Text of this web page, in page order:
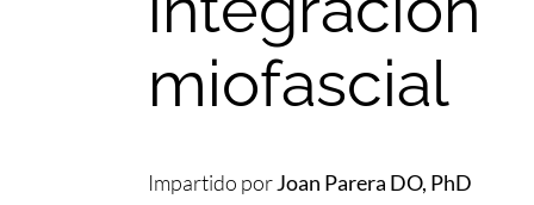
miofascial
Impartido porJoan Parera DO, PhD